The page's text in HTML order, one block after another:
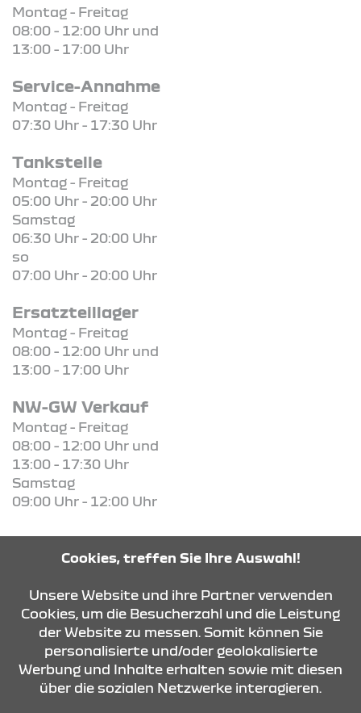
Montag - Freitag
08:00 - 12:00 Uhr und
13:00 - 17:00 Uhr
Service-Annahme
Montag - Freitag
07:30 Uhr - 17:30 Uhr
Tankstelle
Montag - Freitag
05:00 Uhr - 20:00 Uhr
Samstag
06:30 Uhr - 20:00 Uhr
so
07:00 Uhr - 20:00 Uhr
Ersatzteillager
Montag - Freitag
08:00 - 12:00 Uhr und
13:00 - 17:00 Uhr
NW-GW Verkauf
Montag - Freitag
08:00 - 12:00 Uhr und
13:00 - 17:30 Uhr
Samstag
09:00 Uhr - 12:00 Uhr
ÖFFNUNGSZEITEN
Cookies, treffen Sie Ihre Auswahl!
Unsere Website und ihre Partner verwenden
Cookies, um die Besucherzahl und die Leistung
der Website zu messen. Somit können Sie
personalisierte und/oder geolokalisierte
Werbung und Inhalte erhalten sowie mit diesen
über die sozialen Netzwerke interagieren.